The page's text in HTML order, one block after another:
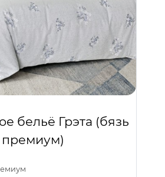
бельё Грэта (бязь
премиум)